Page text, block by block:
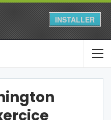
INSTALLER